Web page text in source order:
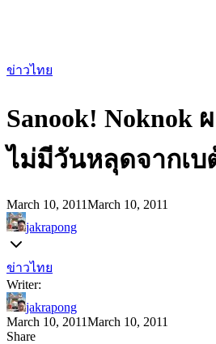
ข่าวไทย
Sanook!
ไม่มีวันหลุดจากเบ
March 10, 2011March 10, 2011
jakrapong
ข่าวไทย
Writer:
jakrapong
March 10, 2011March 10, 2011
Share